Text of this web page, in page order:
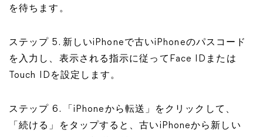
を待ちます。
ステップ 5. 新しいiPhoneで古いiPhoneのパスコード
を入力し、表示される指示に従ってFace IDまたは
Touch IDを設定します。
ステップ 6. 「iPhoneから転送」をクリックして、
「続ける」をタップすると、古いiPhoneから新しい